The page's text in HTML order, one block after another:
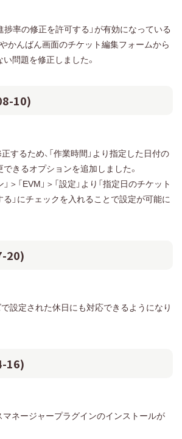
捗率の修正を許可する」が有効になっている
かんばん画面のチケット編集フォームから
問題を修正しました。
10)
するため、「作業時間」より指定した日付の
きるオプションを追加しました。
＞「EVM」＞「設定」より「指定日のチケット
」にチェックを入れることで設定が可能に
20)
で設定された休日にも対応できるようになり
16)
マネージャープラグインのインストールが